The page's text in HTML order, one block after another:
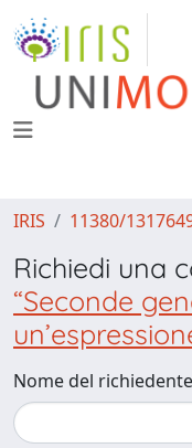
IRIS 11380/
Richiedi una
“Seconde
Nome del richiedente